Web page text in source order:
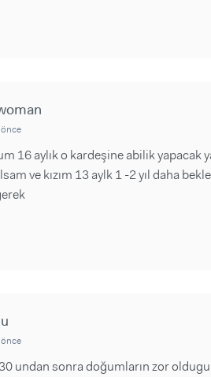
önce
16 aylık o kardeşine abilik
ve kızım 13 aylk 1 -2 yıl daha
önce
undan sonra doğumların zor